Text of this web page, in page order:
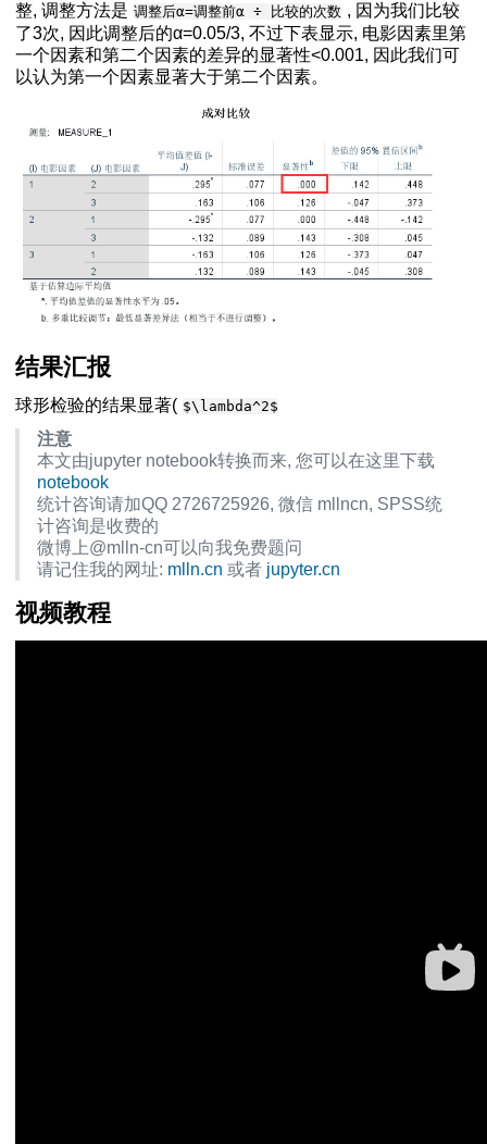
整, 调整方法是 调整后α=调整前α ÷ 比较的次数 , 因为我们比较
了3次, 因此调整后的α=0.05/3, 不过下表显示, 电影因素里第
一个因素和第二个因素的差异的显著性<0.001, 因此我们可
以认为第一个因素显著大于第二个因素。
结果汇报
球形检验的结果显著( $\lambda^2$
注意
本文由jupyter notebook转换而来, 您可以在这里下载
notebook
统计咨询请加QQ 2726725926, 微信 mllncn, SPSS统
计咨询是收费的
微博上@mlln-cn可以向我免费题问
请记住我的网址: mlln.cn 或者 jupyter.cn
视频教程